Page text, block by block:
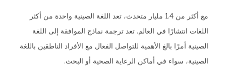
مع أكثر من 1.4 مليار متحدث، تعد اللغة الصينية واحدة من أكثر
اللغات انتشارًا في العالم. تعد ترجمة نماذج الموافقة إلى اللغة
الصينية أمرًا بالغ الأهمية للتواصل الفعال مع الأفراد الناطقين باللغة
الصينية، سواء في أماكن الرعاية الصحية أو البحث.